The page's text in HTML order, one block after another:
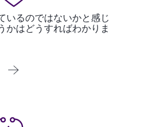
いるのではないかと感じ
かはどうすればわかりま